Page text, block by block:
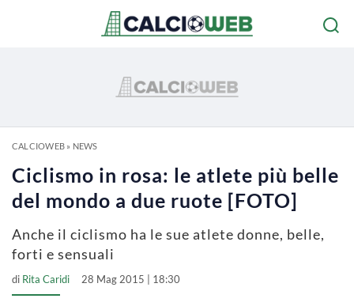
CALCIOWEB» NEWS
Ciclismo in rosa: le atlete più belle
del mondo a due ruote [FOTO]
Anche il ciclismo ha le sue atlete donne, belle,
forti e sensuali
di Rita Caridi 28 Mag 2015 | 18:30